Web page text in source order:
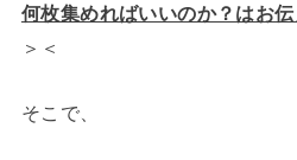
何枚集めればいいのか？はお
＞＜
そこで、